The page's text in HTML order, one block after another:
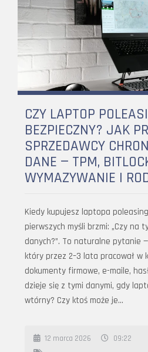
CZY LAPTOP
BEZPIECZNY? JAK
SPRZEDAWCY
DANE — TPM,
WYMAZYWANIE I
Kiedy kupujesz laptopa
pierwszych myśli brzmi: „Czy na
danych?”. To naturalne pytanie
który przez 2–3 lata pracował w
dokumenty firmowe, e-maile,
dzieje się z tymi danymi, gdy
wtórny? Czy ktoś może je…
12 marca 2026 09:22